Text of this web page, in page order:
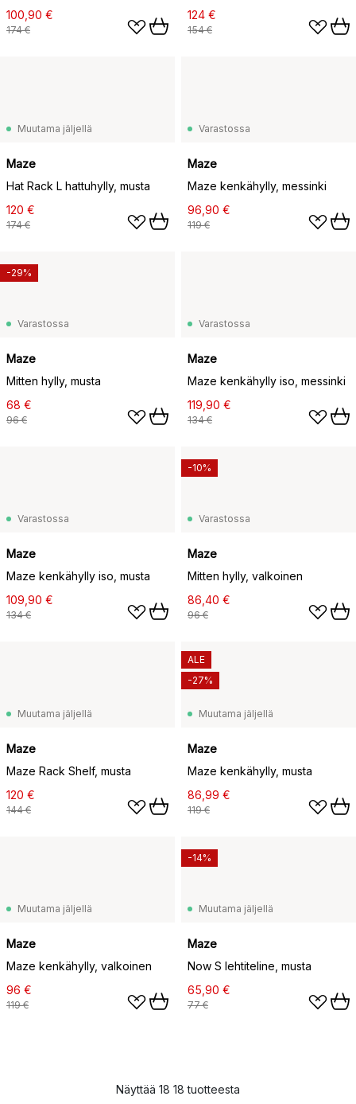
100,90 €
174 €
124 €
154 €
Muutama jäljellä
Maze
Hat Rack L hattuhylly, musta
120 €
174 €
Varastossa
Maze
Maze kenkähylly, messinki
96,90 €
119 €
Varastossa
Maze
Mitten hylly, musta
68 €
96 €
-29%
Varastossa
Maze
Maze kenkähylly iso, messinki
119,90 €
134 €
Varastossa
Maze
Maze kenkähylly iso, musta
109,90 €
134 €
Varastossa
Maze
Mitten hylly, valkoinen
86,40 €
96 €
-10%
Muutama jäljellä
Maze
Maze Rack Shelf, musta
120 €
144 €
Muutama jäljellä
Maze
Maze kenkähylly, musta
86,99 €
119 €
ALE
-27%
Muutama jäljellä
Maze
Maze kenkähylly, valkoinen
96 €
119 €
Muutama jäljellä
Maze
Now S lehtiteline, musta
65,90 €
77 €
-14%
Näyttää 18 18 tuotteesta